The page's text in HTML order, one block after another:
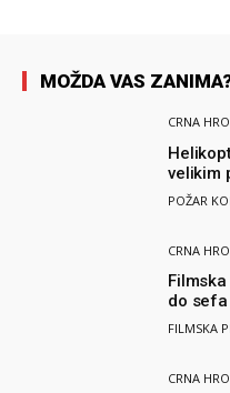
MOŽDA VAS
CRNA
velikim
i Air
POŽAR
CRNA
do sefa
FILMSKA
CRNA